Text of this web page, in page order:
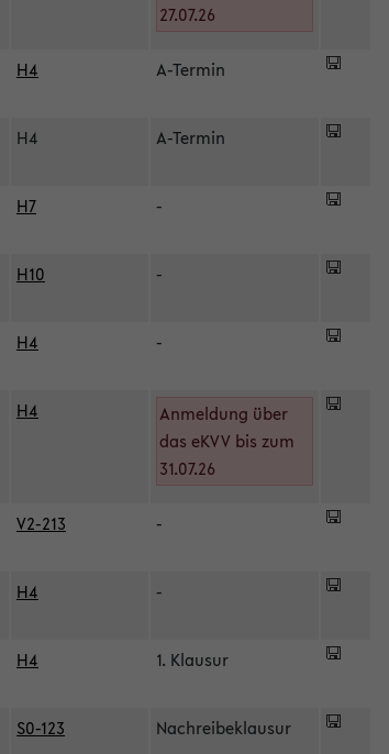
27.07.26
H4 A-Termin
H4 A-Termin
H7 -
H10 -
H4 -
H4
Anmeldung über
das eKVV bis zum
31.07.26
V2-213 -
H4 -
H4 1. Klausur
S0-123 Nachreibeklausur